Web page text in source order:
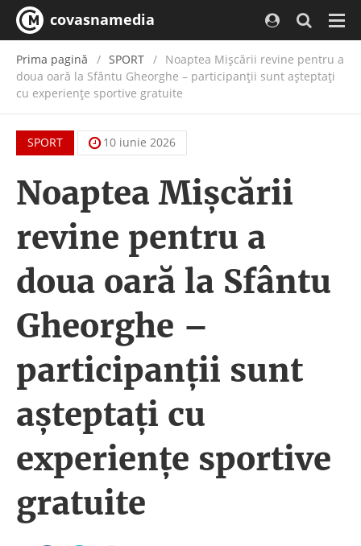
covasnamedia
Prima pagină SPORT
Noaptea Mișcării revine pentru a
doua oară la Sfântu Gheorghe – participanții sunt așteptați
cu experiențe sportive gratuite
SPORT 10 iunie 2026
Noaptea Mișcării
revine pentru a
doua oară la Sfântu
Gheorghe –
participanții sunt
așteptați cu
experiențe sportive
gratuite